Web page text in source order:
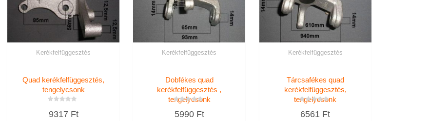
Kerékfelfüggesztés
Quad kerékfelfüggesztés,
tengelycsonk
09317 Ft
Kerékfelfüggesztés
Dobfékes quad
kerékfelfüggesztés ,
tengelycsonk
0
5990 Ft
Kerékfelfüggesztés
Tárcsafékes quad
kerékfelfüggesztés,
tengelycsonk
0
6561 Ft